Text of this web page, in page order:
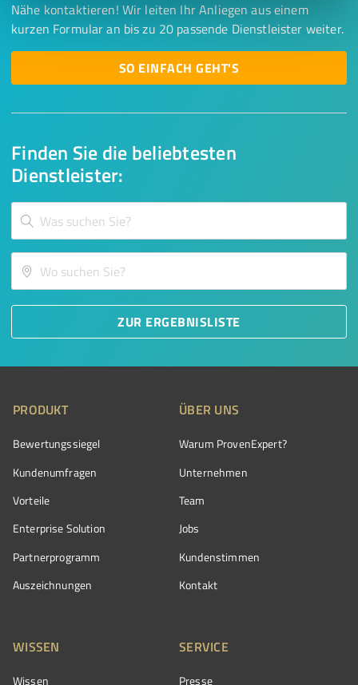
Finden Sie die beliebtesten
Dienstleister:
ZUR ERGEBNISLISTE
Nähe kontaktieren! Wir leiten Ihr Anliegen aus einem
kurzen Formular an bis zu 20 passende Dienstleister weiter.
SO EINFACH GEHT'S
PRODUKT
Bewertungssiegel
Kundenumfragen
Vorteile
Enterprise Solution
Partnerprogramm
Auszeichnungen
ÜBER UNS
Warum ProvenExpert?
Unternehmen
Team
Jobs
Kundenstimmen
Kontakt
WISSEN
Wissen
SERVICE
Presse